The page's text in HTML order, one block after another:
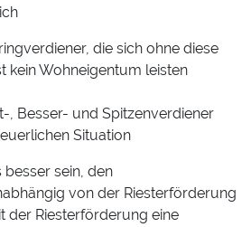
die sich ohne diese
kein Wohneigentum leisten
, Besser- und Spitzenverdiener
Situation
sein, den
von der Riesterförderung
der Riesterförderung eine